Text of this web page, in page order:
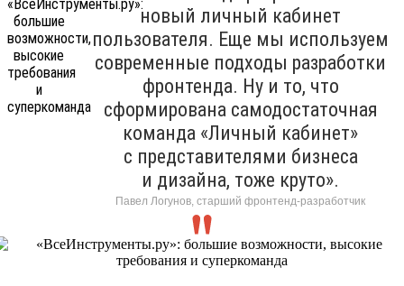
новый личный кабинет
пользователя. Еще мы используем
современные подходы разработки
фронтенда. Ну и то, что
сформирована самодостаточная
команда «Личный кабинет»
с представителями бизнеса
и дизайна, тоже круто».
Павел Логунов, старший фронтенд-разработчик